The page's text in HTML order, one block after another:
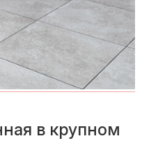
в крупном